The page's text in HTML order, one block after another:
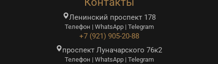
Ленинский проспект 178
Телефон | WhatsApp | Telegram
+7 (921) 905-20-88
проспект Луначарского 76к2
Телефон | WhatsApp | Telegram